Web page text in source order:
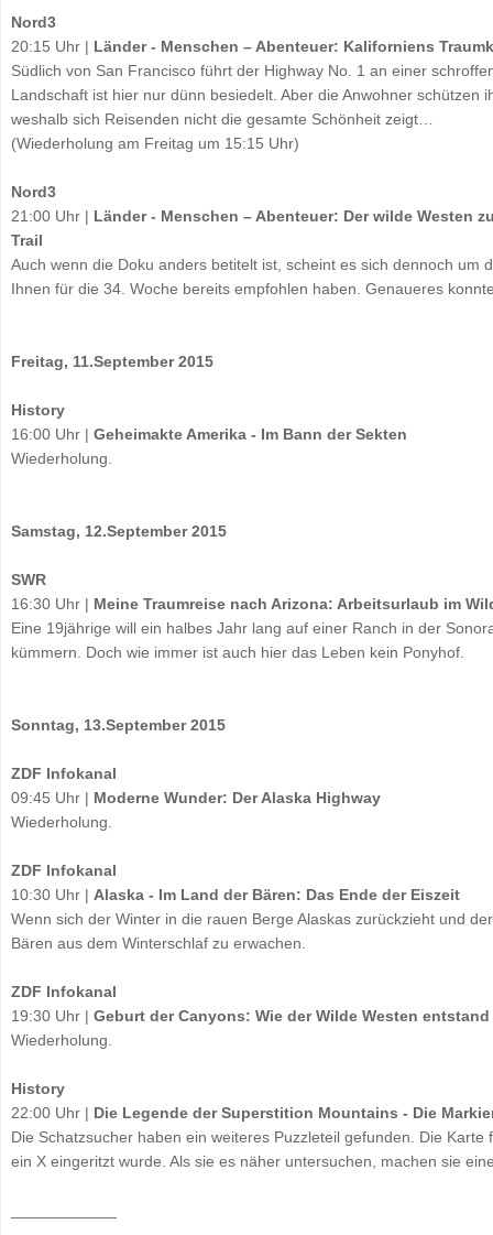
Nord3
20:15 Uhr | Länder - Menschen – Abenteuer: Kaliforniens
Südlich von San Francisco führt der Highway No. 1 an einer
Landschaft ist hier nur dünn besiedelt. Aber die Anwohner schützen
weshalb sich Reisenden nicht die gesamte Schönheit zeigt…
(Wiederholung am Freitag um 15:15 Uhr)
Nord3
21:00 Uhr | Länder - Menschen – Abenteuer: Der wilde Westen
Trail
Auch wenn die Doku anders betitelt ist, scheint es sich dennoch um
Ihnen für die 34. Woche bereits empfohlen haben. Genaueres
Freitag, 11.September 2015
History
16:00 Uhr | Geheimakte Amerika - Im Bann der Sekten
Wiederholung.
Samstag, 12.September 2015
SWR
16:30 Uhr | Meine Traumreise nach Arizona: Arbeitsurlaub im
Eine 19jährige will ein halbes Jahr lang auf einer Ranch in der
kümmern. Doch wie immer ist auch hier das Leben kein Ponyhof.
Sonntag, 13.September 2015
ZDF Infokanal
09:45 Uhr | Moderne Wunder: Der Alaska Highway
Wiederholung.
ZDF Infokanal
10:30 Uhr | Alaska - Im Land der Bären: Das Ende der Eiszeit
Wenn sich der Winter in die rauen Berge Alaskas zurückzieht und
Bären aus dem Winterschlaf zu erwachen.
ZDF Infokanal
19:30 Uhr | Geburt der Canyons: Wie der Wilde Westen entstand
Wiederholung.
History
22:00 Uhr | Die Legende der Superstition Mountains - Die
Die Schatzsucher haben ein weiteres Puzzleteil gefunden. Die
ein X eingeritzt wurde. Als sie es näher untersuchen, machen sie